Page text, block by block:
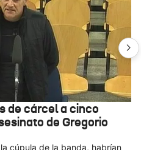
de cárcel a cinco
de Gregorio
cúpula de la banda, habrían